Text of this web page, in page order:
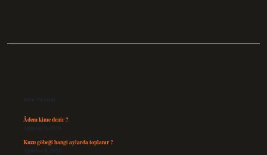
Son Yazılar
Âdem kime denir ?
Ağustos 9, 2026
Kuzu göbeği hangi aylarda toplanır ?
Ağustos 8, 2026